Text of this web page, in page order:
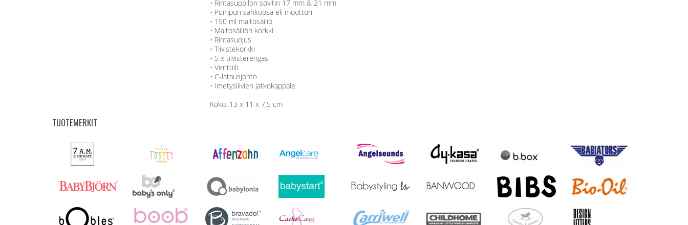
• Rintasuppilon sovitin 17 mm & 21 mm
• Pumpun sähköosa eli moottori
• 150 ml maitosäiliö
• Maitosäiliön korkki
• Rintasuojus
• Tiivistekorkki
• 5 x tiivisterengas
• Venttiili
• C-latausjohto
• Imetysliivien jatkokappale
Koko: 13 x 11 x 7,5 cm
TUOTEMERKIT